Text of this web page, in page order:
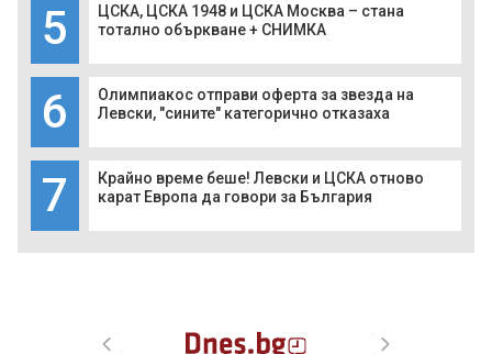
5
ЦСКА, ЦСКА 1948 и ЦСКА Москва – стана
тотално объркване + СНИМКА
6
Олимпиакос отправи оферта за звезда на
Левски, "сините" категорично отказаха
7
Крайно време беше! Левски и ЦСКА отново
карат Европа да говори за България